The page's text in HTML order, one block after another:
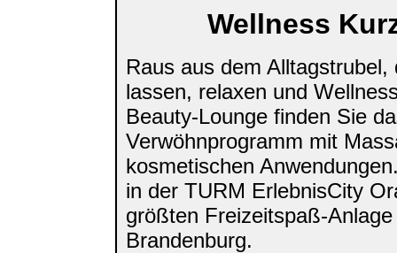
Wellness
Raus aus dem Alltagstrubel,
lassen, relaxen und
Beauty-Lounge finden Sie
Verwöhnprogramm mit
kosmetischen
in der TURM ErlebnisCity
größten Freizeitspaß-
Brandenburg.